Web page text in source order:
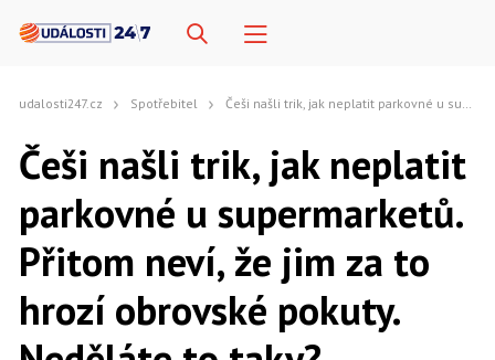
udalosti247.cz Spotřebitel Češi našli trik, jak neplatit parkovné u supermarketů. Přitom neví, že jim za to hrozí obrovské pokuty. Neděláte to taky?
Češi našli trik, jak neplatit
parkovné u supermarketů.
Přitom neví, že jim za to
hrozí obrovské pokuty.